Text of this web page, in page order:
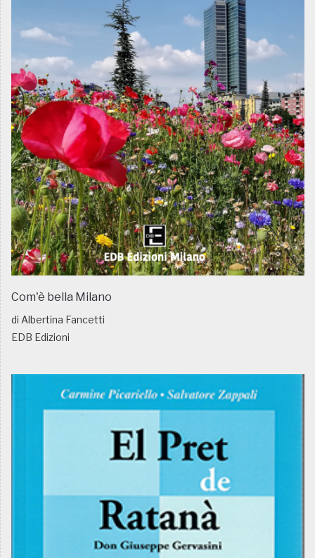
Com'è bella Milano
di Albertina Fancetti
EDB Edizioni